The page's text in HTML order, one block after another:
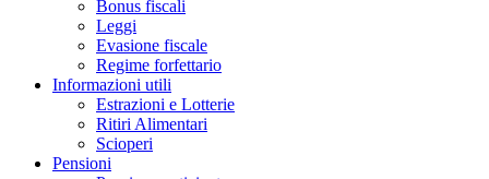
Bonus fiscali
Leggi
Evasione fiscale
Regime forfettario
Informazioni utili
Estrazioni e Lotterie
Ritiri Alimentari
Scioperi
Pensioni